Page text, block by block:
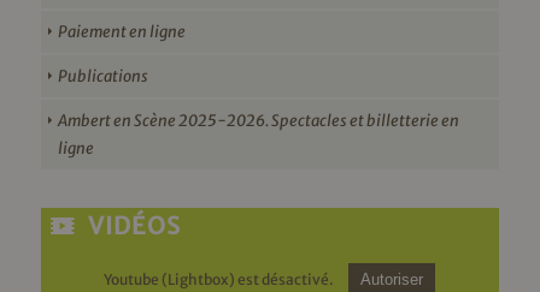
Paiement en ligne
Publications
Ambert en Scène 2025-2026. Spectacles et billetterie en
ligne
VIDÉOS
Youtube (Lightbox) est désactivé. Autoriser